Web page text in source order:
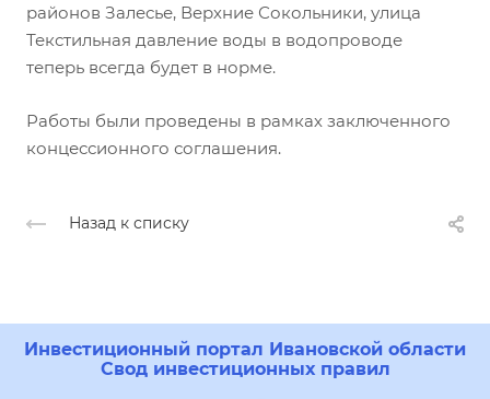
районов Залесье, Верхние Сокольники, улица
Текстильная давление воды в водопроводе
теперь всегда будет в норме.
Работы были проведены в рамках заключенного
концессионного соглашения.
Назад к списку
Инвестиционный портал Ивановской области
Свод инвестиционных правил